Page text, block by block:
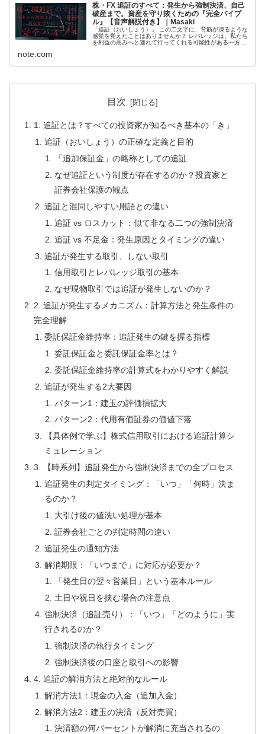
株・FX 追証のすべて：発生から強制決済、自己
破産まで。資産を守り抜くための『完全バイブ
ル』【音声解説付き】｜Masaki
「追証（おいしょう）」 この二文字に、背筋が凍るような
感覚を覚えたことはありませんか？ レバレッジは、私たち
を利益の高みへと連れて行ってくれる可能性がある一方
note.com
目次
1. 追証とは？すべての投資家が知るべき基本の「き」
追証（おいしょう）の正確な定義と目的
「追加保証金」の略称としての追証
なぜ追証という制度が存在するのか？投資家と
証券会社保護の観点
追証と混同しやすい用語との違い
追証 vs ロスカット：似て非なる二つの強制決済
追証 vs 不足金：発生原因とタイミングの違い
追証が発生する取引、しない取引
信用取引とレバレッジ取引の基本
なぜ現物取引では追証が発生しないのか？
2. 追証が発生するメカニズム：計算方法と発生条件の
完全理解
委託保証金維持率：追証発生の鍵を握る指標
委託保証金と委託保証金率とは？
委託保証金維持率の計算式をわかりやすく解説
追証が発生する2大要因
パターン1：建玉の評価損拡大
パターン2：代用有価証券の価値下落
【具体例で学ぶ】株式信用取引における追証計算シ
ミュレーション
3. 【時系列】追証発生から強制決済までの全プロセス
追証発生の判定タイミング：「いつ」「何時」決ま
るのか？
大引け後の値洗い処理が基本
証券会社ごとの判定時間の違い
追証発生の通知方法
解消期限：「いつまで」に対応が必要か？
「発生日の翌々営業日」という基本ルール
土日や祝日を挟む場合の注意点
強制決済（追証売り）：「いつ」「どのように」実
行されるのか？
強制決済の執行タイミング
強制決済後の口座と取引への影響
4. 追証の解消方法と絶対的なルール
解消方法1：現金の入金（追加入金）
解消方法2：建玉の決済（反対売買）
決済額の何パーセントが解消に充当されるの